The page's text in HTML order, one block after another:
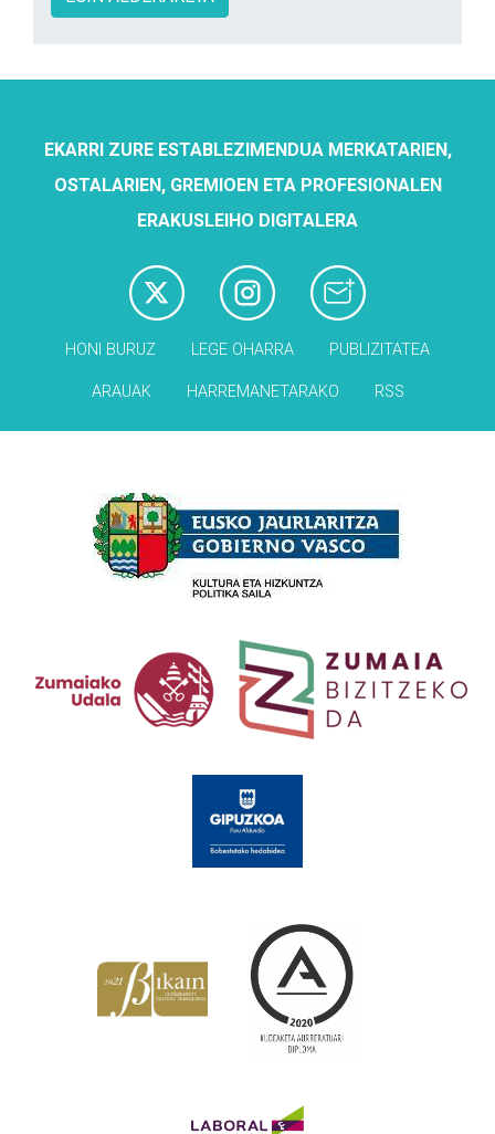
EKARRI ZURE ESTABLEZIMENDUA MERKATARIEN,
OSTALARIEN, GREMIOEN ETA PROFESIONALEN
ERAKUSLEIHO DIGITALERA
HONI BURUZ LEGE OHARRA PUBLIZITATEA
ARAUAK HARREMANETARAKO RSS